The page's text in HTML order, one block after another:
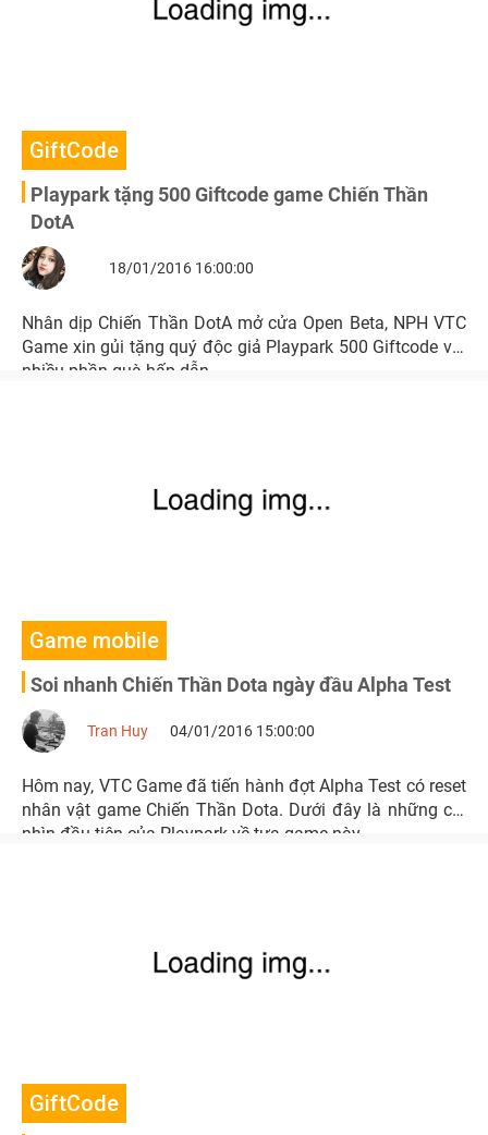
GiftCode
Playpark tặng 500 Giftcode game Chiến Thần
DotA
18/01/2016 16:00:00
Nhân dịp Chiến Thần DotA mở cửa Open Beta, NPH VTC
Game xin gủi tặng quý độc giả Playpark 500 Giftcode với
nhiều phần quà hấp dẫn.
Game mobile
Soi nhanh Chiến Thần Dota ngày đầu Alpha Test
Tran Huy 04/01/2016 15:00:00
Hôm nay, VTC Game đã tiến hành đợt Alpha Test có reset
nhân vật game Chiến Thần Dota. Dưới đây là những cái
nhìn đầu tiên của Playpark về tựa game này.
GiftCode